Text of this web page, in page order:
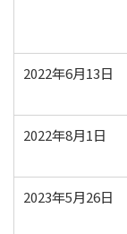
2022年6月13日
2022年8月1日
2023年5月26日